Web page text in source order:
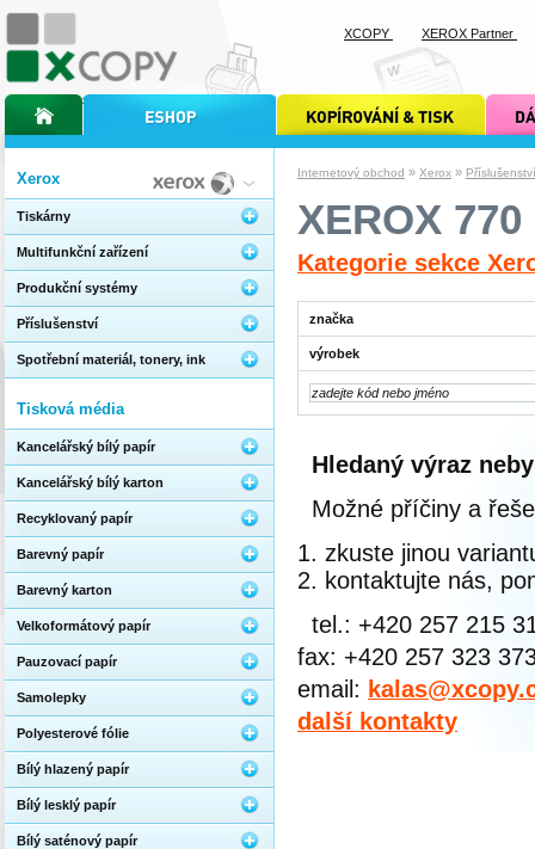
Internetový obchod » Xerox » Příslušenství
XEROX
Kategorie sekce
značka
výrobek
Hledaný výraz
Možné příčiny a
zkuste jinou
kontaktujte nás,
tel.: +420 257 215
fax: +420 257 323
email:
další kontakty
Xerox
Tiskárny
Multifunkční zařízení
Produkční systémy
Příslušenství
Spotřební materiál, tonery, ink
Tisková média
Kancelářský bílý papír
Kancelářský bílý karton
Recyklovaný papír
Barevný papír
Barevný karton
Velkoformátový papír
Pauzovací papír
Samolepky
Polyesterové fólie
Bílý hlazený papír
Bílý lesklý papír
Bílý saténový papír
úvodní stránka xcopyinternetový obchod xcopy kopírování a tisk xcopy dárkové
XCOPY XEROX Partner